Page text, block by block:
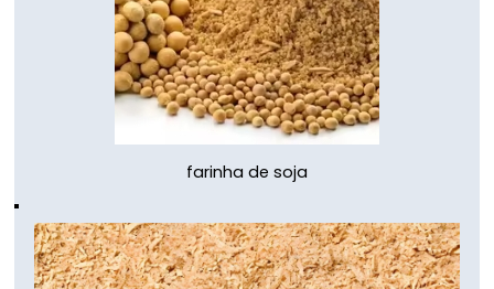
farinha de soja